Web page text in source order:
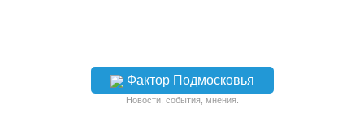
Фактор Подмосковья
Новости, события, мнения.